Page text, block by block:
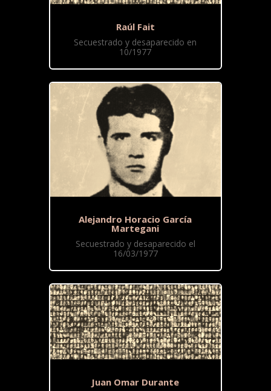
Raúl Fait
Secuestrado y desaparecido en
10/1977
Alejandro Horacio García
Martegani
Secuestrado y desaparecido el
16/03/1977
Juan Omar Durante